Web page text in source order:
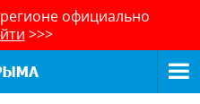
официально
>>>